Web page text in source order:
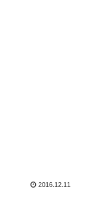
2016.12.11